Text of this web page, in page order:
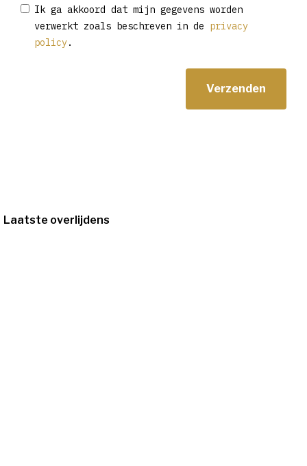
Ik ga akkoord dat mijn gegevens worden
verwerkt zoals beschreven in de privacy
policy.
Laatste overlijdens